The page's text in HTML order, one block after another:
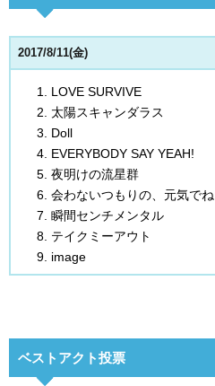
2017/8/11(金)
LOVE SURVIVE
太陽スキャンダラス
Doll
EVERYBODY SAY YEAH!
夜明けの流星群
会わないつもりの、元気でね
瞬間センチメンタル
テイクミーアウト
image
ベストアクト投票